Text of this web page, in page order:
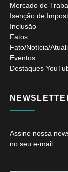
Mercado de
Isenção de
Inclusão
Fatos
Fato/Notícia/
Eventos
Destaques
Assine nossa
no seu e-mail.